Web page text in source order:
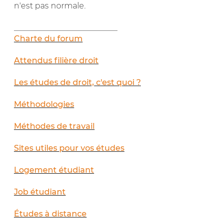
n'est pas normale.
Charte du forum
Attendus filière droit
Les études de droit, c'est quoi ?
Méthodologies
Méthodes de travail
Sites utiles pour vos études
Logement étudiant
Job étudiant
Études à distance